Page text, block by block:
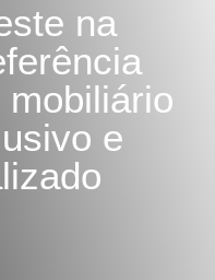
na
mobiliário
e